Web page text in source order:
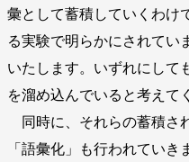
彙として蓄積していくわけ
る実験で明らかにされてい
いたします。いずれにして
を溜め込んでいると考えて
同時に、それらの蓄積さ
「語彙化」も行われてい